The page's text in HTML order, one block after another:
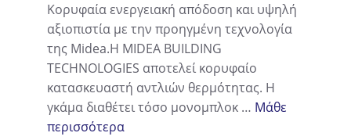
Κορυφαία ενεργειακή απόδοση και υψηλή
αξιοπιστία με την προηγμένη τεχνολογία
της Midea.Η MIDEA BUILDING
TECHNOLOGIES αποτελεί κορυφαίο
κατασκευαστή αντλιών θερμότητας. Η
γκάμα διαθέτει τόσο μονομπλοκ … Μάθε
περισσότερα